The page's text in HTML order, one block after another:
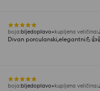
boja:bljedoplavo kupljena veličina:
Divan
boja:bljedoplavo kupljena veličina: